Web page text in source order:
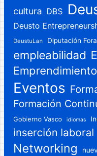
cultura DBS
Deusto
DeustuLan Diputación
empleabilidad
Emprendimiento
Eventos
Formación
Gobierno Vasco idiomas
inserción laboral
Networking